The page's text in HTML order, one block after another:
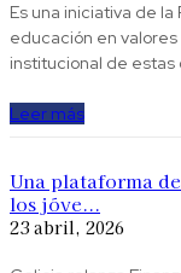
Es una iniciativa de
educación en
institucional de estas
Leer más
Una plataforma
los jóve...
23 abril, 2026